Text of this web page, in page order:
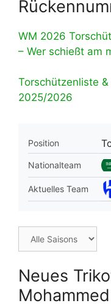
WM 2026
– Wer schießt am
Torschützenliste
2025/2026
Position
Nationalteam
Aktuelles Team
Neues